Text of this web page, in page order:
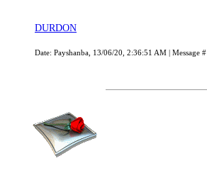
DURDON
Date: Payshanba, 13/06/20, 2:36:51 AM | Message #